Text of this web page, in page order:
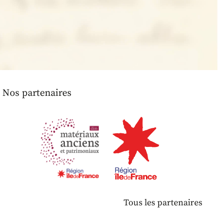
Nos partenaires
Tous les partenaires